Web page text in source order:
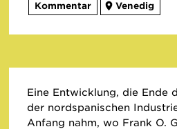
Kommentar Venedig
Eine Entwicklung, die Ende
der nordspanischen
Anfang nahm, wo Frank O.